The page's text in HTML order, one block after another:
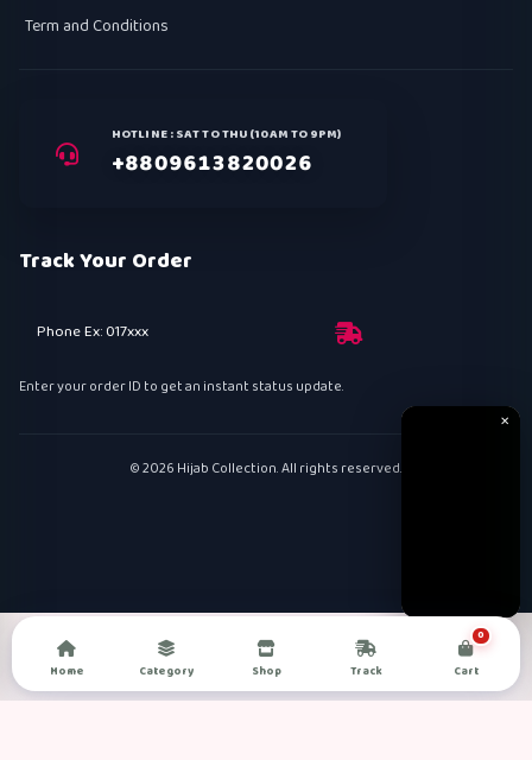
✕
Home Category Shop Track
0
Cart
Term and Conditions
HOTLINE : SAT TO THU (10AM TO 9PM)
+8809613820026
Track Your Order
Enter your order ID to get an instant status update.
© 2026 Hijab Collection. All rights reserved.